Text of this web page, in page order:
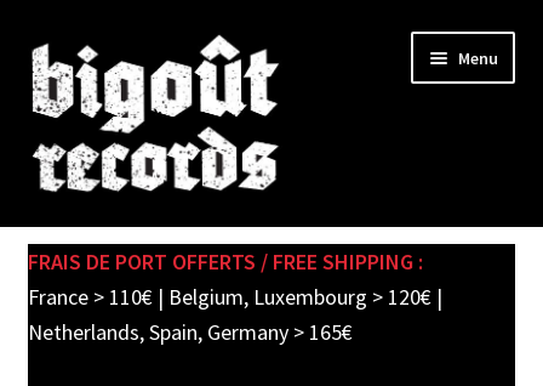
Skip
to
navigation
Skip
to
content
Menu
SHOP
child
PRE-ORDERS
FRAIS DE PORT OFFERTS / FREE SHIPPING :
France > 110€ | Belgium, Luxembourg > 120€ |
Netherlands, Spain, Germany > 165€